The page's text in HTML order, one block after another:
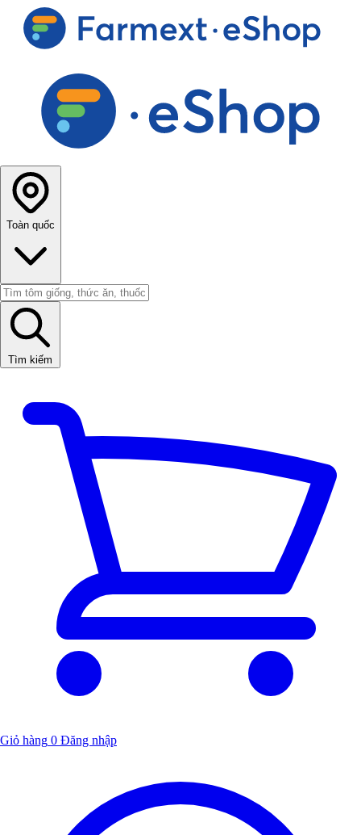
Toàn quốc
Tìm kiếm
Giỏ hàng 0 Đăng nhập